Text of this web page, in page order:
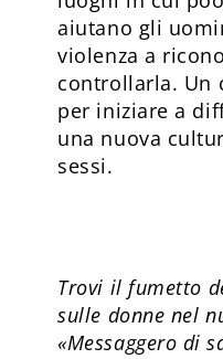
aiutano gli
violenza a
controllarla. Un
per iniziare a
una nuova
sessi.
Trovi il fumetto
sulle donne nel
«Messaggero di